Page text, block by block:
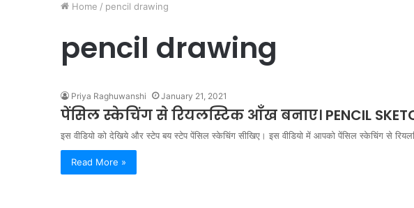
Home / pencil drawing
pencil drawing
Priya Raghuwanshi January 21, 2021
पेंसिल स्केचिंग से रियलस्टिक आँख बनाए। PENCIL SKETCH
इस वीडियो को देखिये और स्टेप बय स्टेप पेंसिल स्केचिंग सीखिए। इस वीडियो में आपको पेंसिल स्केचिंग से
Read More »